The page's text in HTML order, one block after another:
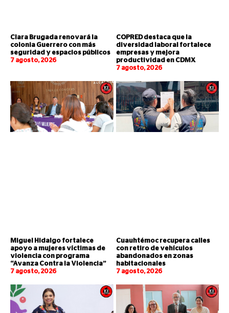
Clara Brugada renovará la
colonia Guerrero con más
seguridad y espacios públicos
7 agosto, 2026
COPRED destaca que la
diversidad laboral fortalece
empresas y mejora
productividad en CDMX
7 agosto, 2026
Miguel Hidalgo fortalece
apoyo a mujeres víctimas de
violencia con programa
“Avanza Contra la Violencia”
7 agosto, 2026
Cuauhtémoc recupera calles
con retiro de vehículos
abandonados en zonas
habitacionales
7 agosto, 2026